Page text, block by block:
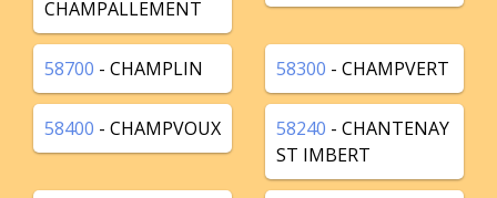
CHAMPALLEMENT
58700 - CHAMPLIN 58300 - CHAMPVERT
58400 - CHAMPVOUX 58240 - CHANTENAY
ST IMBERT